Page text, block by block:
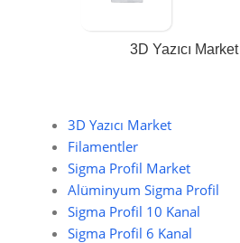
3D Yazıcı Market
3D Yazıcı Market
Filamentler
Sigma Profil Market
Alüminyum Sigma Profil
Sigma Profil 10 Kanal
Sigma Profil 6 Kanal